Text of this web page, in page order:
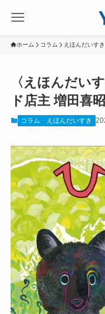
ホーム コラム えほんだいすき
〈えほんだい
ド店主 増田喜
コラム えほんだいすき